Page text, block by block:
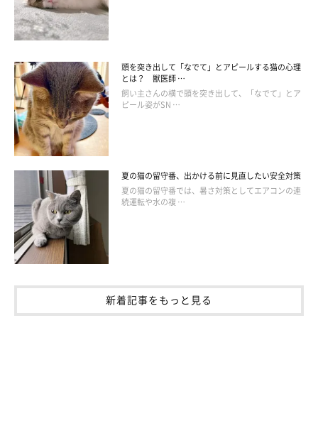
ね。
濡れずに飲めるかな……？頭を突き出して「なでて」とアピールする猫の心理
とは？ 獣医師 …
飼い主さんの横で頭を突き出して、「なでて」とア
ピール姿がSN …
夏の猫の留守番、出かける前に見直したい安全対策
夏の猫の留守番では、暑さ対策としてエアコンの連
続運転や水の複 …
新着記事をもっと見る